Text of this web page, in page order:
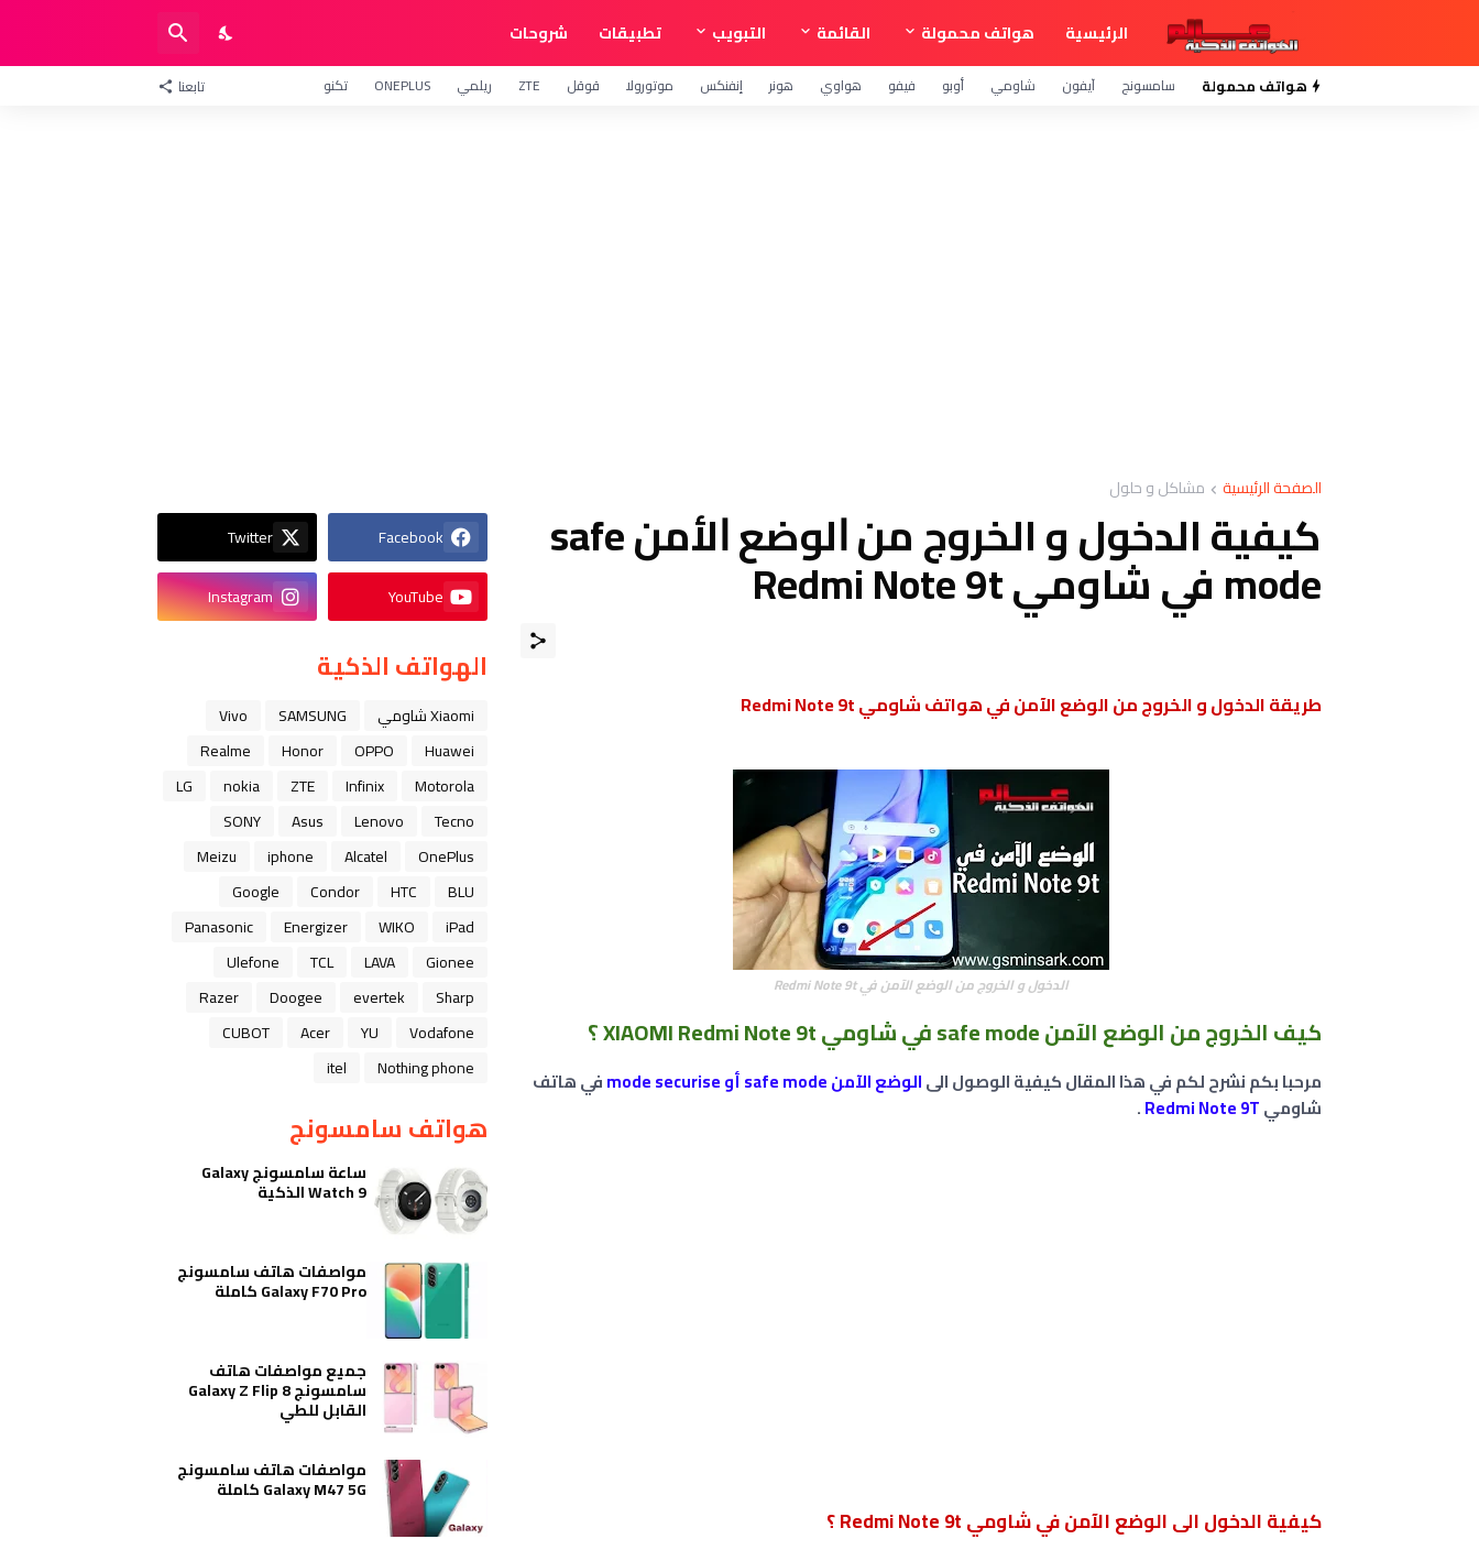
الرئيسية هواتف محمولة القائمة التبويب تطبيقات شروحات
هواتف محمولة سامسونج آيفون شاومي أوبو فيفو هواوي هونر إنفنكس موتورولا قوقل ZTE ريلمي ONEPLUS تكنو تابعنا
الصفحة الرئيسية مشاكل و حلول
كيفية الدخول و الخروج من ﺍﻟﻮﺿﻊ ﺍﻷﻣﻦ safe
mode في شاومي Redmi Note 9t
طريقة الدخول و الخروج من الوضع الآمن في هواتف شاومي Redmi Note 9t
الدخول و الخروج من الوضع الآمن في Redmi Note 9t
كيف الخروج من الوضع الآمن safe mode في شاومي XIAOMI Redmi Note 9t ؟
مرحبا بكم نشرح لكم في هذا المقال كيفية الوصول الىالوضع الآمن safe mode أو mode securise
في هاتف
شاوميRedmi Note 9T
.
كيفية الدخول الى الوضع الآمن في شاومي Redmi Note 9t ؟
Facebook
Twitter
YouTube
Instagram
الهواتف الذكية
Xiaomi شاومي SAMSUNG
Vivo
Huawei
OPPO
Honor
Realme
Motorola
Infinix
ZTE
nokia
LG
Tecno
Lenovo
Asus
SONY
OnePlus
Alcatel
iphone
Meizu
BLU
HTC
Condor
Google
iPad
WIKO
Energizer
Panasonic
Gionee
LAVA
TCL
Ulefone
Sharp
evertek
Doogee
Razer
Vodafone
YU
Acer
CUBOT
Nothing phone
itel
هواتف سامسونج
ساعة سامسونج Galaxy
Watch 9 الذكية
مواصفات هاتف سامسونج
Galaxy F70 Pro كاملة
جميع مواصفات هاتف
سامسونج Galaxy Z Flip 8
القابل للطي
مواصفات هاتف سامسونج
Galaxy M47 5G كاملة